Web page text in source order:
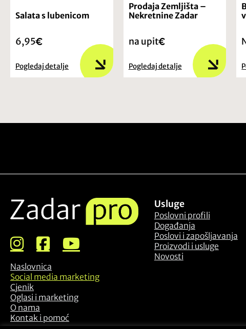
Salata s lubenicom
6,95
Pogledaj detalje
Prodaja Zemljišta –
Nekretnine Zadar
na upit
Pogledaj detalje
Naslovnica
Social media marketing
Cjenik
Oglasi i marketing
O nama
Kontak i pomoć
Usluge
Poslovni profili
Događanja
Poslovi i zapošljavanja
Proizvodi i usluge
Novosti